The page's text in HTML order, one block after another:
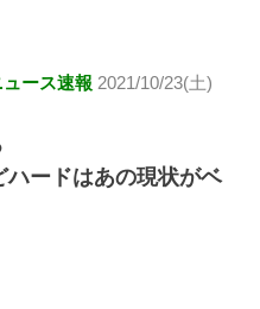
ース速報 2021/10/23(土)
ードはあの現状がベ